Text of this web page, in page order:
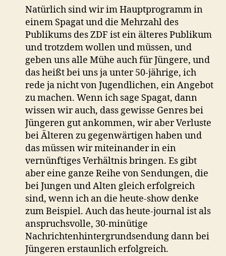
Natürlich sind wir im Hauptprogramm in
einem Spagat und die Mehrzahl des
Publikums des ZDF ist ein älteres Publikum
und trotzdem wollen und müssen, und
geben uns alle Mühe auch für Jüngere, und
das heißt bei uns ja unter 50-jährige, ich
rede ja nicht von Jugendlichen, ein Angebot
zu machen. Wenn ich sage Spagat, dann
wissen wir auch, dass gewisse Genres bei
Jüngeren gut ankommen, wir aber Verluste
bei Älteren zu gegenwärtigen haben und
das müssen wir miteinander in ein
vernünftiges Verhältnis bringen. Es gibt
aber eine ganze Reihe von Sendungen, die
bei Jungen und Alten gleich erfolgreich
sind, wenn ich an die heute-show denke
zum Beispiel. Auch das heute-journal ist als
anspruchsvolle, 30-minütige
Nachrichtenhintergrundsendung dann bei
Jüngeren erstaunlich erfolgreich.